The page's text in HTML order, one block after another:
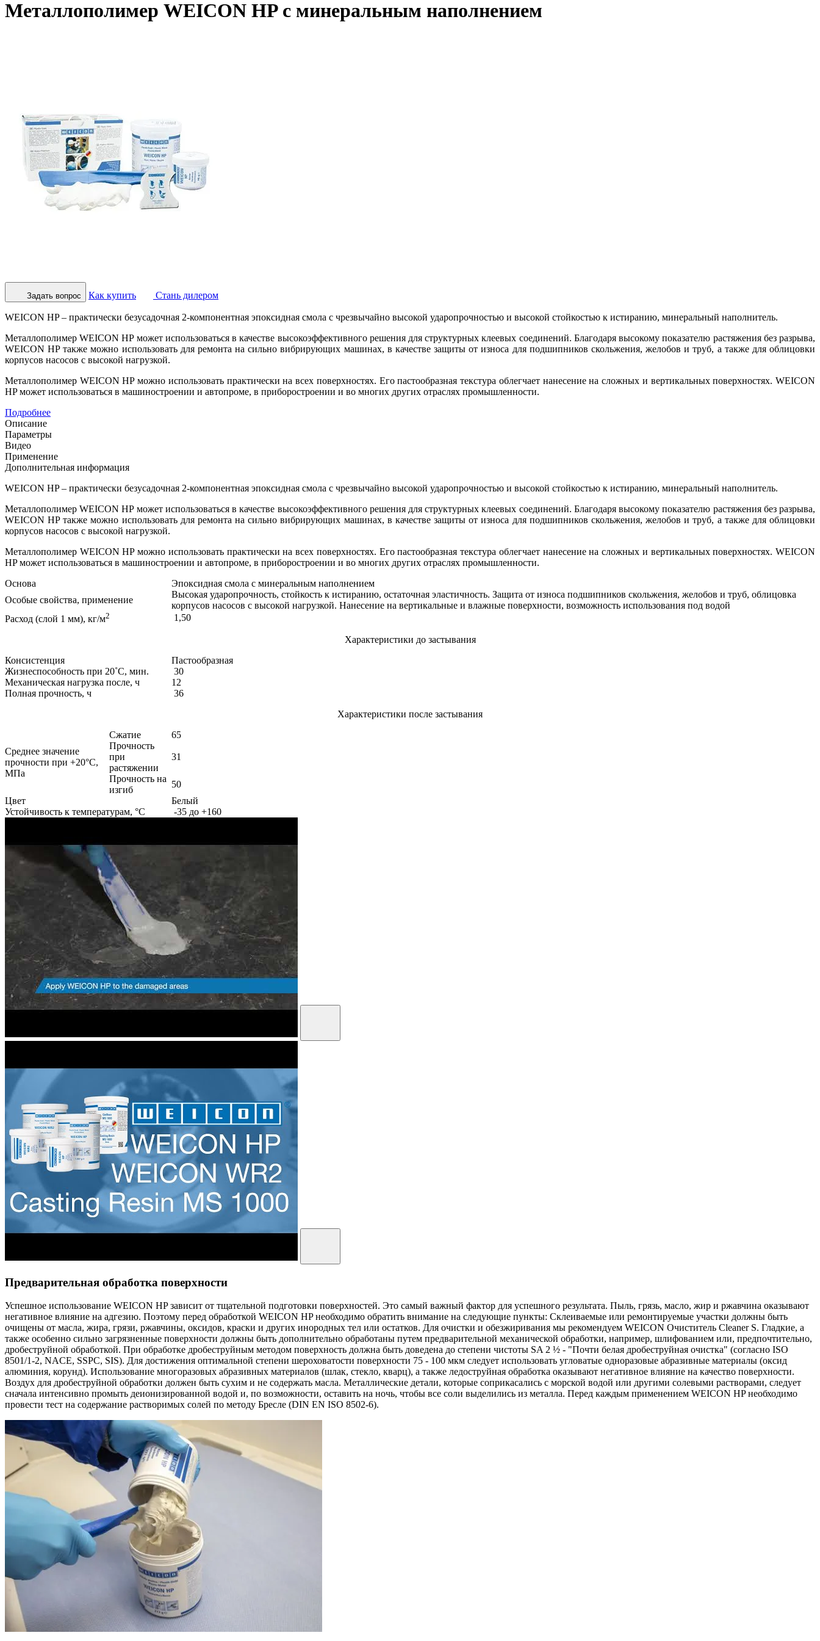
Металлополимер WEICON HP с минеральным наполнением
Задать вопрос Как купить Стань дилером
WEICON HP – практически безусадочная 2-компонентная эпоксидная смола с чрезвычайно высокой ударопрочностью и высокой стойкостью к истиранию, минеральный наполнитель.
Металлополимер WEICON HP может использоваться в качестве высокоэффективного решения для структурных клеевых соединений. Благодаря высокому показателю растяжения без разрыва,
WEICON HP также можно использовать для ремонта на сильно вибрирующих машинах, в качестве защиты от износа для подшипников скольжения, желобов и труб, а также для облицовки
корпусов насосов с высокой нагрузкой.
Металлополимер WEICON HP можно использовать практически на всех поверхностях. Его пастообразная текстура облегчает нанесение на сложных и вертикальных поверхностях. WEICON
HP может использоваться в машиностроении и автопроме, в приборостроении и во многих других отраслях промышленности.
Подробнее
Описание
Параметры
Видео
Применение
Дополнительная информация
WEICON HP – практически безусадочная 2-компонентная эпоксидная смола с чрезвычайно высокой ударопрочностью и высокой стойкостью к истиранию, минеральный наполнитель.
Металлополимер WEICON HP может использоваться в качестве высокоэффективного решения для структурных клеевых соединений. Благодаря высокому показателю растяжения без разрыва,
WEICON HP также можно использовать для ремонта на сильно вибрирующих машинах, в качестве защиты от износа для подшипников скольжения, желобов и труб, а также для облицовки
корпусов насосов с высокой нагрузкой.
Металлополимер WEICON HP можно использовать практически на всех поверхностях. Его пастообразная текстура облегчает нанесение на сложных и вертикальных поверхностях. WEICON
HP может использоваться в машиностроении и автопроме, в приборостроении и во многих других отраслях промышленности.
Основа
Эпоксидная смола с минеральным наполнением
Особые свойства, применение
Высокая ударопрочность, стойкость к истиранию, остаточная эластичность. Защита от износа подшипников скольжения, желобов и труб, облицовка
корпусов насосов с высокой нагрузкой. Нанесение на вертикальные и влажные поверхности, возможность использования под водой
Расход (слой 1 мм), кг/м2 1,50
Характеристики до застывания
Консистенция
Пастообразная
Жизнеспособность при 20˚С, мин.
30
Механическая нагрузка после, ч
12
Полная прочность, ч
36
Характеристики после застывания
Среднее значение
прочности при +20°C,
MПa
Сжатие
65
Прочность
при
растяжении
31
Прочность на
изгиб
50
Цвет
Белый
Устойчивость к температурам, °С
-35 до +160
Предварительная обработка поверхности
Успешное использование WEICON HP зависит от тщательной подготовки поверхностей. Это самый важный фактор для успешного результата. Пыль, грязь, масло, жир и ржавчина оказывают
негативное влияние на адгезию. Поэтому перед обработкой WEICON HP необходимо обратить внимание на следующие пункты: Склеиваемые или ремонтируемые участки должны быть
очищены от масла, жира, грязи, ржавчины, оксидов, краски и других инородных тел или остатков. Для очистки и обезжиривания мы рекомендуем WEICON Очиститель Cleaner S. Гладкие, а
также особенно сильно загрязненные поверхности должны быть дополнительно обработаны путем предварительной механической обработки, например, шлифованием или, предпочтительно,
дробеструйной обработкой. При обработке дробеструйным методом поверхность должна быть доведена до степени чистоты SA 2 ½ - "Почти белая дробеструйная очистка" (согласно ISO
8501/1-2, NACE, SSPC, SIS). Для достижения оптимальной степени шероховатости поверхности 75 - 100 мкм следует использовать угловатые одноразовые абразивные материалы (оксид
алюминия, корунд). Использование многоразовых абразивных материалов (шлак, стекло, кварц), а также ледоструйная обработка оказывают негативное влияние на качество поверхности.
Воздух для дробеструйной обработки должен быть сухим и не содержать масла. Металлические детали, которые соприкасались с морской водой или другими солевыми растворами, следует
сначала интенсивно промыть деионизированной водой и, по возможности, оставить на ночь, чтобы все соли выделились из металла. Перед каждым применением WEICON HP необходимо
провести тест на содержание растворимых солей по методу Бресле (DIN EN ISO 8502-6).